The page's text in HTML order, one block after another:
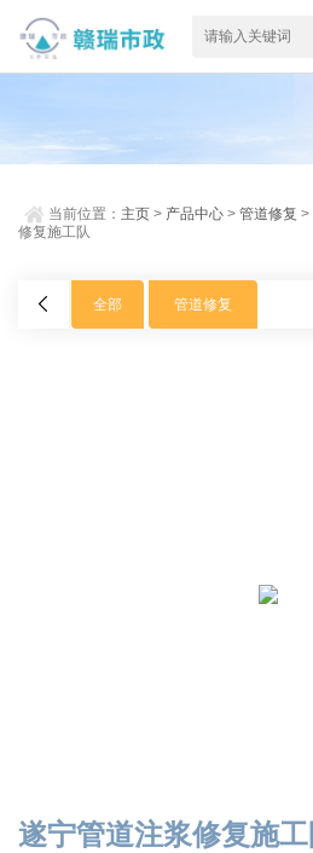
当前位置： 主页 > 产品中心 >管道修复 >
修复施工队
全部 管道修复
遂宁管道注浆修复施工